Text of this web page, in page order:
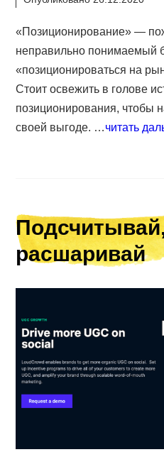
«Позиционирование» —
неправильно понимаемый
«позиционироваться на
Стоит освежить в голове
позиционирования, чтобы
своей выгоде. …читать
расшаривай